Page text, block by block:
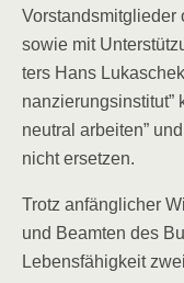
Vor­stands­mit­glie­der
sowie mit
ters Hans
nan­zie­rungs­in­sti­tut”
neu­tral arbei­ten”
nicht ersetzen.
Trotz anfäng­li­cher
und Beam­ten des
Lebens­fä­hig­keit